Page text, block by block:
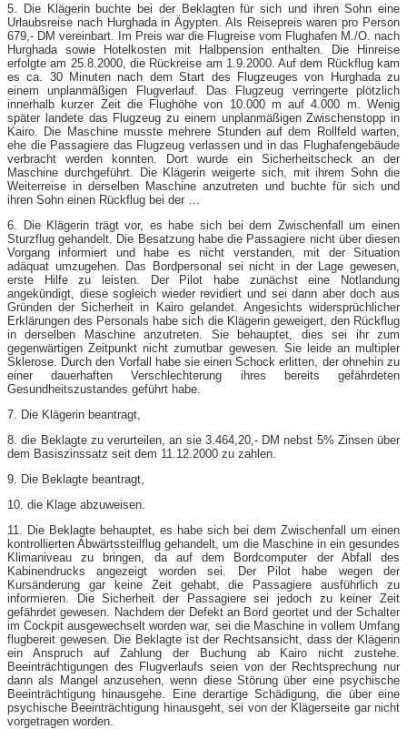
5. Die Klägerin buchte bei der Beklagten für sich und ihren Sohn eine
Urlaubsreise nach Hurghada in Ägypten. Als Reisepreis waren pro Person
679,- DM vereinbart. Im Preis war die Flugreise vom Flughafen M./O. nach
Hurghada sowie Hotelkosten mit Halbpension enthalten. Die Hinreise
erfolgte am 25.8.2000, die Rückreise am 1.9.2000. Auf dem Rückflug kam
es ca. 30 Minuten nach dem Start des Flugzeuges von Hurghada zu
einem unplanmäßigen Flugverlauf. Das Flugzeug verringerte plötzlich
innerhalb kurzer Zeit die Flughöhe von 10.000 m auf 4.000 m. Wenig
später landete das Flugzeug zu einem unplanmäßigen Zwischenstopp in
Kairo. Die Maschine musste mehrere Stunden auf dem Rollfeld warten,
ehe die Passagiere das Flugzeug verlassen und in das Flughafengebäude
verbracht werden konnten. Dort wurde ein Sicherheitscheck an der
Maschine durchgeführt. Die Klägerin weigerte sich, mit ihrem Sohn die
Weiterreise in derselben Maschine anzutreten und buchte für sich und
ihren Sohn einen Rückflug bei der …
6. Die Klägerin trägt vor, es habe sich bei dem Zwischenfall um einen
Sturzflug gehandelt. Die Besatzung habe die Passagiere nicht über diesen
Vorgang informiert und habe es nicht verstanden, mit der Situation
adäquat umzugehen. Das Bordpersonal sei nicht in der Lage gewesen,
erste Hilfe zu leisten. Der Pilot habe zunächst eine Notlandung
angekündigt, diese sogleich wieder revidiert und sei dann aber doch aus
Gründen der Sicherheit in Kairo gelandet. Angesichts widersprüchlicher
Erklärungen des Personals habe sich die Klägerin geweigert, den Rückflug
in derselben Maschine anzutreten. Sie behauptet, dies sei ihr zum
gegenwärtigen Zeitpunkt nicht zumutbar gewesen. Sie leide an multipler
Sklerose. Durch den Vorfall habe sie einen Schock erlitten, der ohnehin zu
einer dauerhaften Verschlechterung ihres bereits gefährdeten
Gesundheitszustandes geführt habe.
7. Die Klägerin beantragt,
8. die Beklagte zu verurteilen, an sie 3.464,20,- DM nebst 5% Zinsen über
dem Basiszinssatz seit dem 11.12.2000 zu zahlen.
9. Die Beklagte beantragt,
10. die Klage abzuweisen.
11. Die Beklagte behauptet, es habe sich bei dem Zwischenfall um einen
kontrollierten Abwärtssteilflug gehandelt, um die Maschine in ein gesundes
Klimaniveau zu bringen, da auf dem Bordcomputer der Abfall des
Kabinendrucks angezeigt worden sei. Der Pilot habe wegen der
Kursänderung gar keine Zeit gehabt, die Passagiere ausführlich zu
informieren. Die Sicherheit der Passagiere sei jedoch zu keiner Zeit
gefährdet gewesen. Nachdem der Defekt an Bord geortet und der Schalter
im Cockpit ausgewechselt worden war, sei die Maschine in vollem Umfang
flugbereit gewesen. Die Beklagte ist der Rechtsansicht, dass der Klägerin
ein Anspruch auf Zahlung der Buchung ab Kairo nicht zustehe.
Beeinträchtigungen des Flugverlaufs seien von der Rechtsprechung nur
dann als Mangel anzusehen, wenn diese Störung über eine psychische
Beeinträchtigung hinausgehe. Eine derartige Schädigung, die über eine
psychische Beeinträchtigung hinausgeht, sei von der Klägerseite gar nicht
vorgetragen worden.